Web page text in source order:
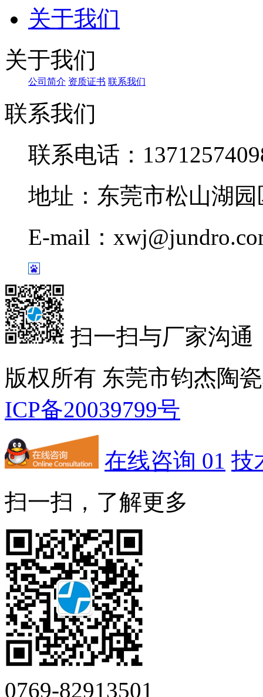
关于我们
关于我们
公司简介 资质证书 联系我们
联系我们
联系电话：
地址：东莞市松山湖
E-mail：
扫一扫与厂家沟通
版权所有 东莞市钧杰
ICP备20039799号
在线咨询 01 技
扫一扫，了解更多
0769-82913501